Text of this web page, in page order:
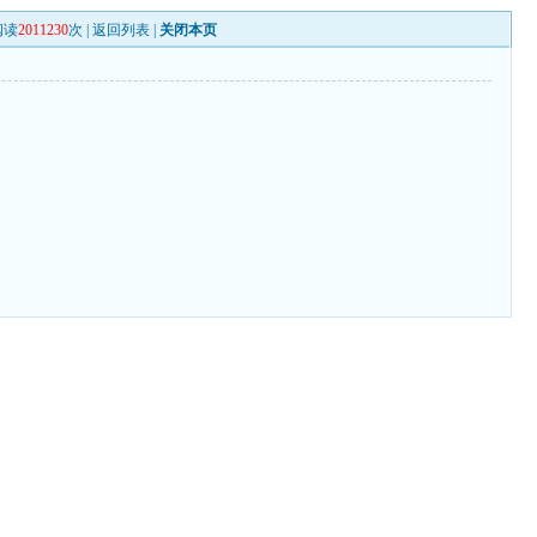
读2011230次 |返回列表 关闭本页